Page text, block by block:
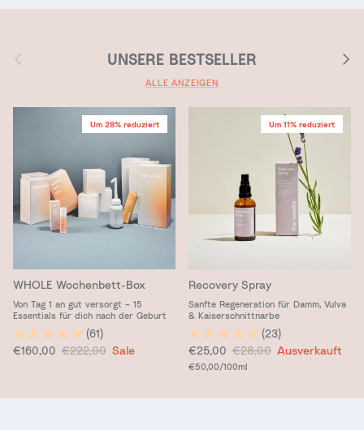
Vorherige UNSERE BESTSELLER
ALLE ANZEIGEN
Um 28% reduziert
WHOLE Wochenbett-Box
Von Tag 1 an gut versorgt – 15
Essentials für dich nach der Geburt
(61)
Verkaufspreis
€160,00 Normaler Preis
€222,00 Sale
Um 11% reduziert
Recovery Spray
Sanfte Regeneration für Damm, Vulva
& Kaiserschnittnarbe
(23)
Verkaufspreis
€25,00 Normaler Preis
€28,00 Ausverkauft
Grundpreis
€50,00/100ml